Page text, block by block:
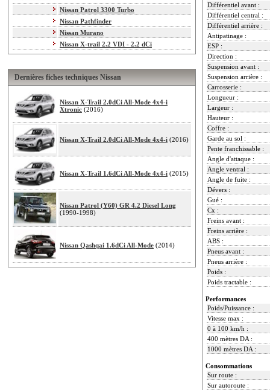
Nissan Patrol 3300 Turbo
Nissan Pathfinder
Nissan Murano
Nissan X-trail 2.2 VDI - 2.2 dCi
Dernières fiches techniques Nissan
Nissan X-Trail 2.0dCi All-Mode 4x4-i
Xtronic (2016)
Nissan X-Trail 2.0dCi All-Mode 4x4-i (2016)
Nissan X-Trail 1.6dCi All-Mode 4x4-i (2015)
Nissan Patrol (Y60) GR 4.2 Diesel Long
(1990-1998)
Nissan Qashqai 1.6dCi All-Mode (2014)
Différentiel avant :
Différentiel central :
Différentiel arrière :
Antipatinage :
ESP :
Direction :
Suspension avant :
Suspension arrière :
Carrosserie :
Longueur :
Largeur :
Hauteur :
Coffre :
Garde au sol :
Pente franchissable :
Angle d'attaque :
Angle ventral :
Angle de fuite :
Dévers :
Gué :
Cx :
Freins avant :
Freins arrière :
ABS :
Pneus avant :
Pneus arrière :
Poids :
Poids tractable :
Performances
Poids/Puissance :
Vitesse max :
0 à 100 km/h :
400 mètres DA :
1000 mètres DA :
Consommations
Sur route :
Sur autoroute :